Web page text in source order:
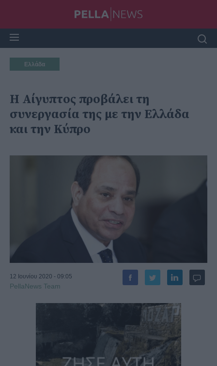
Ελλάδα
Η Αίγυπτος προβάλει τη
συνεργασία της με την Ελλάδα
και την Κύπρο
12 Ιουνίου 2020 - 09:05
PellaNews Team